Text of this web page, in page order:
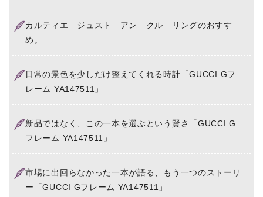
カルティエ ジュスト アン クル リングのおすす
め。
日常の景色を少しだけ整えてくれる時計「GUCCI Gフ
レーム YA147511」
新品ではなく、この一本を選ぶという賢さ「GUCCI G
フレーム YA147511」
市場に出回らなかった一本が語る、もう一つのストーリ
ー「GUCCI Gフレーム YA147511」